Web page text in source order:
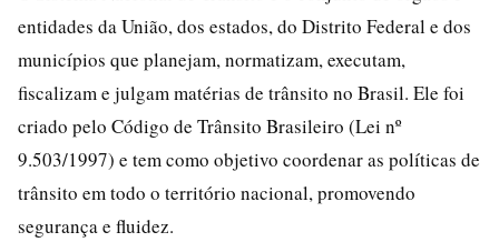
entidades da União, dos estados, do Distrito Federal e dos
municípios que planejam, normatizam, executam,
fiscalizam e julgam matérias de trânsito no Brasil. Ele foi
criado pelo Código de Trânsito Brasileiro (Lei nº
9.503/1997) e tem como objetivo coordenar as políticas de
trânsito em todo o território nacional, promovendo
segurança e fluidez.